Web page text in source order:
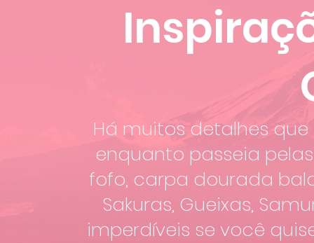
Há muitos detalhes
enquanto passeia
fofo, carpa dourada
Sakuras, Gueixas,
imperdíveis se você